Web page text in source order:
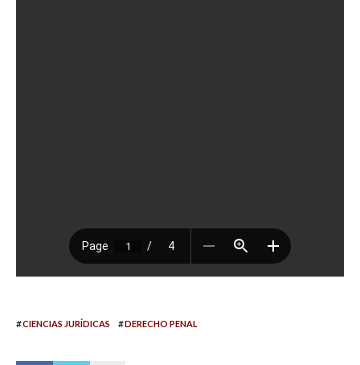
#CIENCIAS JURÍDICAS #DERECHO PENAL